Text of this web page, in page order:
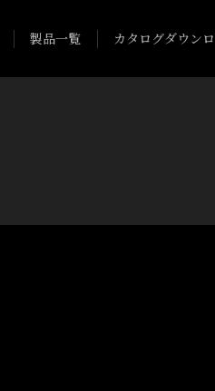
製品一覧 カタログダウン